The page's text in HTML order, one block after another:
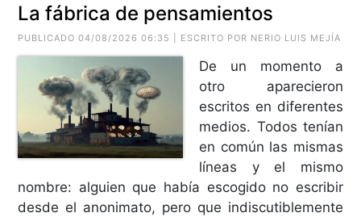
La fábrica de pensamientos
PUBLICADO 04/08/2026 06:35 | ESCRITO POR NERIO LUIS MEJÍA
De un momento a
otro aparecieron
escritos en diferentes
medios. Todos tenían
en común las mismas
líneas y el mismo
nombre: alguien que había escogido no escribir
desde el anonimato, pero que indiscutiblemente